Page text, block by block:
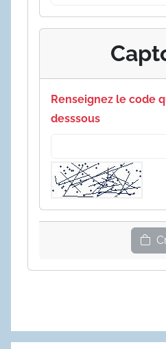
Renseignez le code
desssous